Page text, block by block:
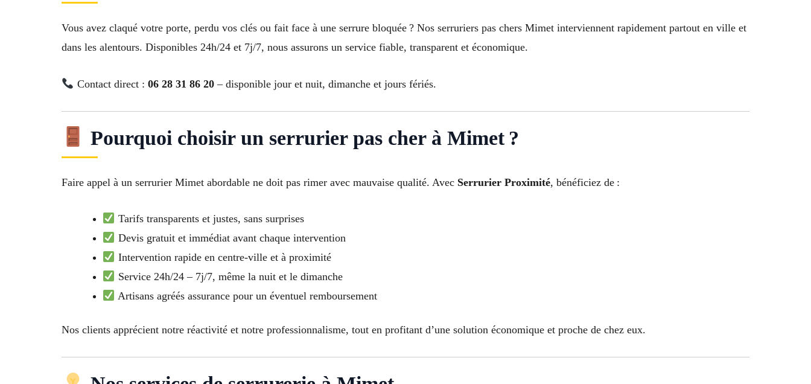
Vous avez claqué votre porte, perdu vos clés ou fait face à une serrure bloquée ? Nos serruriers pas chers Mimet interviennent rapidement partout en ville et
dans les alentours. Disponibles 24h/24 et 7j/7, nous assurons un service fiable, transparent et économique.
Contact direct : 06 28 31 86 20– disponible jour et nuit, dimanche et jours fériés.
Pourquoi choisir un serrurier pas cher à Mimet ?
Faire appel à un serrurier Mimet abordable ne doit pas rimer avec mauvaise qualité. Avec Serrurier Proximité, bénéficiez de :
Tarifs transparents et justes, sans surprises
Devis gratuit et immédiat avant chaque intervention
Intervention rapide en centre-ville et à proximité
Service 24h/24 – 7j/7, même la nuit et le dimanche
Artisans agréés assurance pour un éventuel remboursement
Nos clients apprécient notre réactivité et notre professionnalisme, tout en profitant d’une solution économique et proche de chez eux.